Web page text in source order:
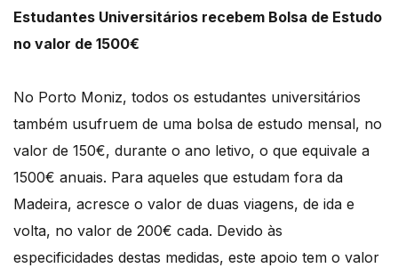
Estudantes Universitários recebem Bolsa de Estudo
no valor de 1500€
No Porto Moniz, todos os estudantes universitários
também usufruem de uma bolsa de estudo mensal, no
valor de 150€, durante o ano letivo, o que equivale a
1500€ anuais. Para aqueles que estudam fora da
Madeira, acresce o valor de duas viagens, de ida e
volta, no valor de 200€ cada. Devido às
especificidades destas medidas, este apoio tem o valor